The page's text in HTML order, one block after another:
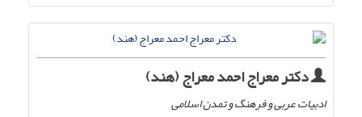
دکتر معراج احمد معراج (هند)
ادبیات عربی و فرهنگ و تمدن اسلامی